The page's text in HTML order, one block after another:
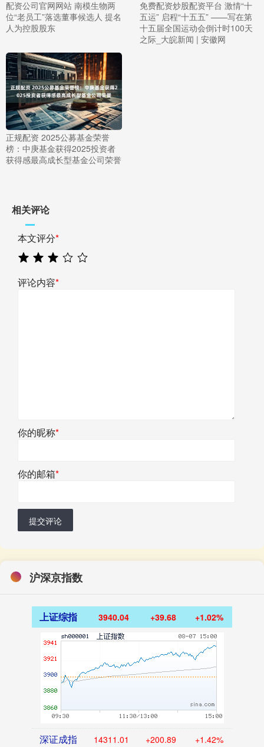
配资公司官网网站 南模生物两
位“老员工”落选董事候选人 提名
人为控股股东
免费配资炒股配资平台 激情“十
五运” 启程“十五五” ——写在第
十五届全国运动会倒计时100天
之际_大皖新闻 | 安徽网
正规配资 2025公募基金荣誉
榜：中庚基金获得2025投资者
获得感最高成长型基金公司荣誉
相关评论
本文评分*
评论内容*
你的昵称*
你的邮箱*
提交评论
沪深京指数
上证综指 3940.04 +39.68 +1.02%
深证成指 14311.01 +200.89 +1.42%